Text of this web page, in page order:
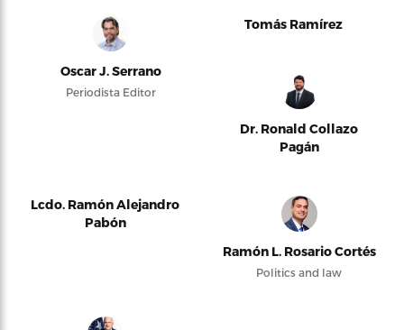
Oscar J. Serrano
Periodista Editor
Tomás Ramírez
Dr. Ronald Collazo
Pagán
Lcdo. Ramón Alejandro
Pabón
Ramón L. Rosario Cortés
Politics and law